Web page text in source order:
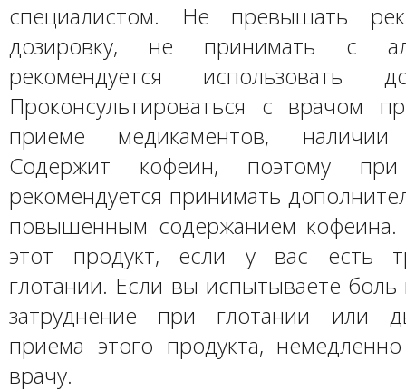
специалистом. Не превышать
дозировку, не принимать с
рекомендуется
Проконсультироваться с врачом
приеме медикаментов, наличии
Содержит кофеин, поэтому
рекомендуется принимать
повышенным содержанием
этот продукт, если у вас есть
глотании. Если вы испытываете боль
затруднение при глотании или
приема этого продукта,
врачу.